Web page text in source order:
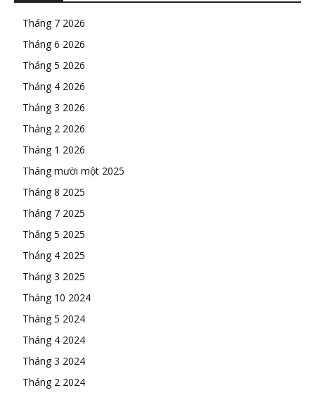
Tháng 7 2026
Tháng 6 2026
Tháng 5 2026
Tháng 4 2026
Tháng 3 2026
Tháng 2 2026
Tháng 1 2026
Tháng mười một 2025
Tháng 8 2025
Tháng 7 2025
Tháng 5 2025
Tháng 4 2025
Tháng 3 2025
Tháng 10 2024
Tháng 5 2024
Tháng 4 2024
Tháng 3 2024
Tháng 2 2024